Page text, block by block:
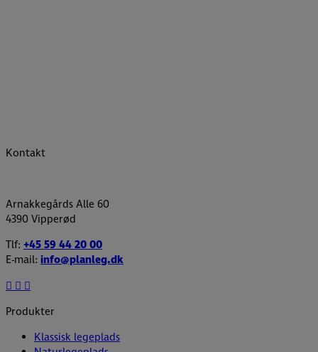
Kontakt
Arnakkegårds Alle 60
4390 Vipperød
Tlf: +45 59 44 20 00
E-mail: info@planleg.dk
Produkter
Klassisk legeplads